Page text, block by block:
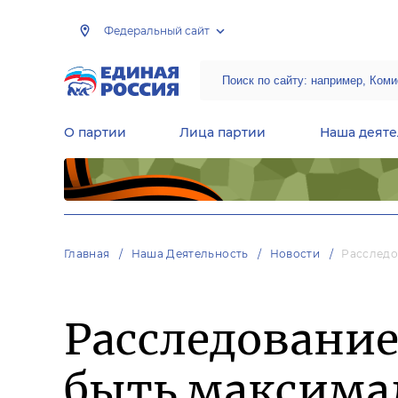
Федеральный сайт
О партии Лица партии Наша
Главная Наша Деятельность Новости